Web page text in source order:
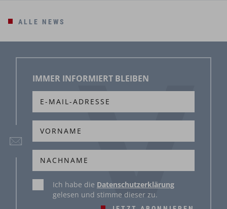
ALLE NEWS
IMMER INFORMIERT BLEIBEN
Ich habe die Datenschutzerklärung
gelesen und stimme dieser zu.